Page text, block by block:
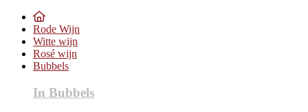
Rode Wijn
Witte wijn
Rosé wijn
Bubbels
In Bubbels